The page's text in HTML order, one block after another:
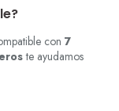
con 7
te ayudamos